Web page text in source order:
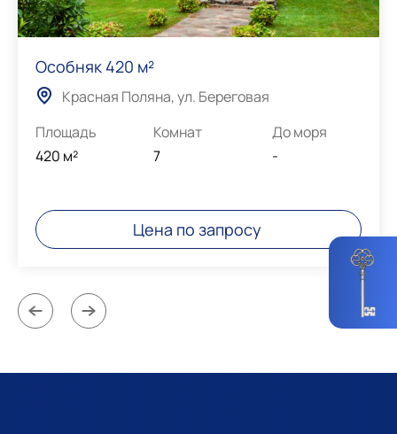
Особняк 420 м²
Красная Поляна, ул. Береговая
Площадь
420 м²
Комнат
7
До моря
-
Цена по запросу